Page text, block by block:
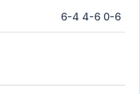
6-4 4-6 0-6